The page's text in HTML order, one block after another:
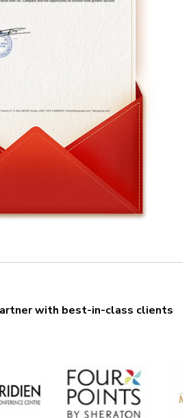
with best-in-class clients